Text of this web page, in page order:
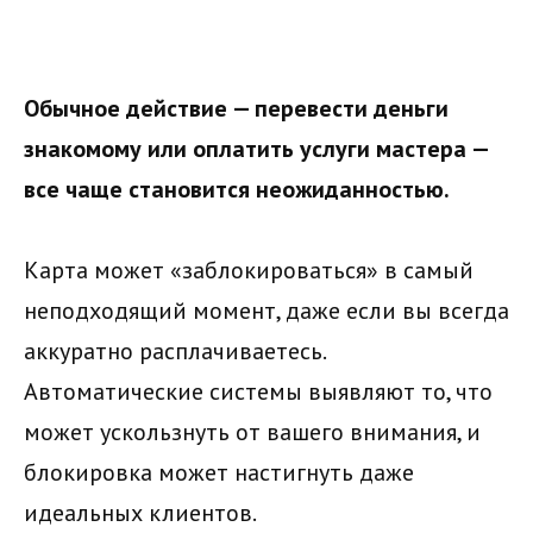
Обычное действие — перевести деньги
знакомому или оплатить услуги мастера —
все чаще становится неожиданностью.
Карта может «заблокироваться» в самый
неподходящий момент, даже если вы всегда
аккуратно расплачиваетесь.
Автоматические системы выявляют то, что
может ускользнуть от вашего внимания, и
блокировка может настигнуть даже
идеальных клиентов.